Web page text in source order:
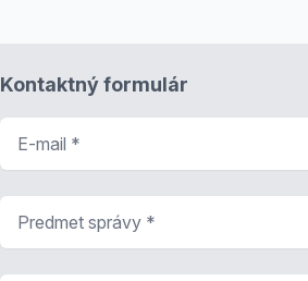
Kontaktný formulár